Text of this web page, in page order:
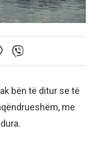
bën të ditur se të
me